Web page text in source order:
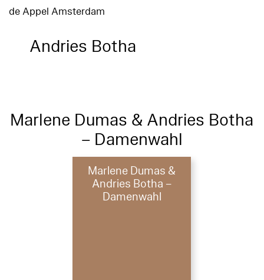
de Appel Amsterdam
Andries Botha
Marlene Dumas & Andries Botha
– Damenwahl
Marlene Dumas &
Andries Botha –
Damenwahl